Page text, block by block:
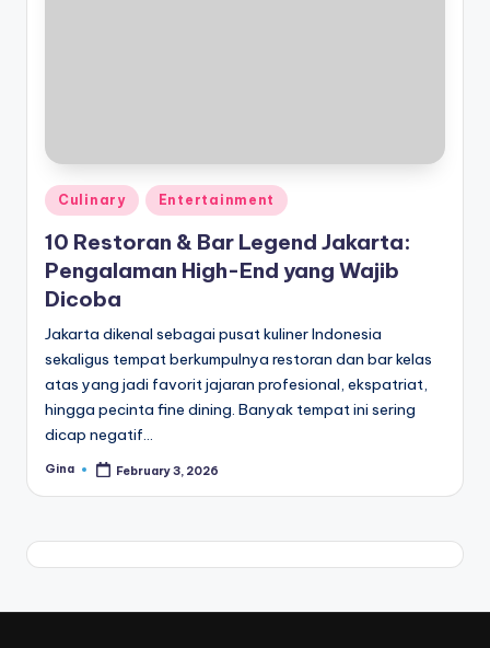
Posted
in
Culinary Entertainment
10 Restoran & Bar Legend Jakarta:
Pengalaman High-End yang Wajib
Dicoba
Jakarta dikenal sebagai pusat kuliner Indonesia
sekaligus tempat berkumpulnya restoran dan bar kelas
atas yang jadi favorit jajaran profesional, ekspatriat,
hingga pecinta fine dining. Banyak tempat ini sering
dicap negatif…
Posted
Gina February 3, 2026